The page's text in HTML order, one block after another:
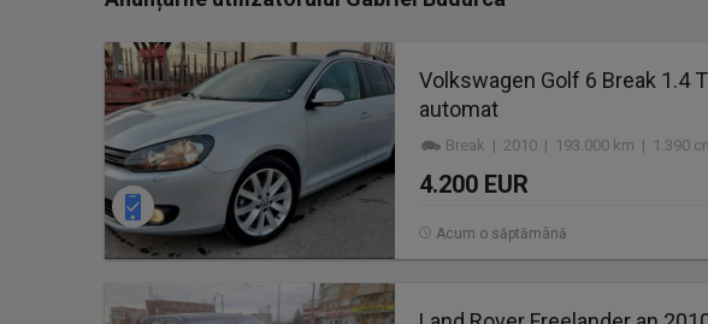
Volkswagen Golf 6 Break 1.4
automat
Break | 2010 | 193.000 km | 1.390
4.200 EUR
Acum o săptămână